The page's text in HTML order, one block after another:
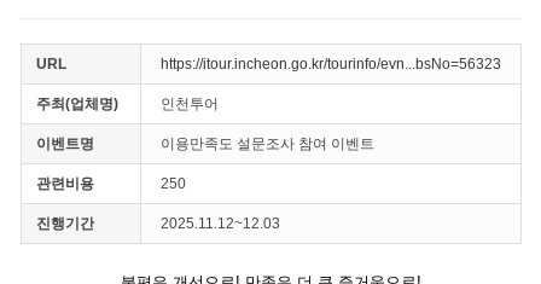
URL https://itour.incheon.go.kr/tourinfo/evn...bsNo=56323
주최(업체명) 인천투어
이벤트명 이용만족도 설문조사 참여 이벤트
관련비용 250
진행기간 2025.11.12~12.03